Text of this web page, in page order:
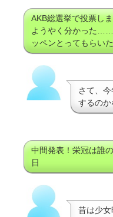
AKB総選挙で投票し
ようやく分かった
ッペンとってもらい
さて、
するのか
中間発表！栄冠は誰
日
昔は少